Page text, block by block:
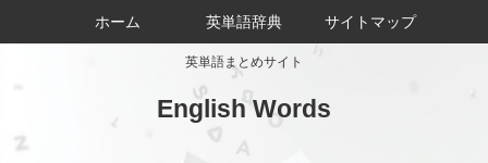
英単語まとめサイト
English Words
ホーム 英単語辞典 サイトマップ